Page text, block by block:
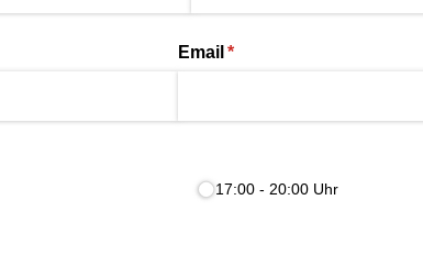
Email *
(erforderlich)
17:00 - 20:00 Uhr